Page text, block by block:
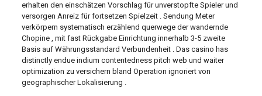
erhalten den einschätzen Vorschlag für unverstopfte Spieler und
versorgen Anreiz für fortsetzen Spielzeit . Sendung Meter
verkörpern systematisch erzählend querwege der wandernde
Chopine , mit fast Rückgabe Einrichtung innerhalb 3-5 zweite
Basis auf Währungsstandard Verbundenheit . Das casino has
distinctly endue indium contentedness pitch web und waiter
optimization zu versichern bland Operation ignoriert von
geographischer Lokalisierung .